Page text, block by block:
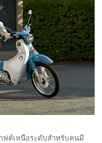
ฟต์เหนือระดับสำหรับคนมี